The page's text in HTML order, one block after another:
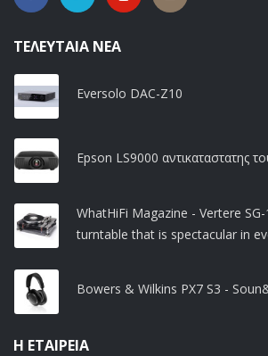
ΤΕΛΕΥΤΑΊΑ ΝΈΑ
Eversolo DAC-Z10
Epson LS9000 αντικαταστατης
WhatHiFi Magazine - Vertere
turntable that is spectacular in
Bowers & Wilkins PX7 S3 -
Η ΕΤΑΙΡΕΊΑ